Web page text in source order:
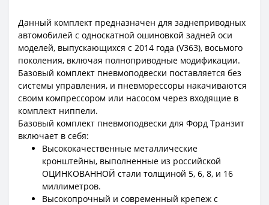
Данный комплект предназначен для заднеприводных
автомобилей с односкатной ошиновкой задней оси
моделей, выпускающихся c 2014 года (V363), восьмого
поколения, включая полноприводные модификации.
Базовый комплект пневмоподвески поставляется без
системы управления, и пневморессоры накачиваются
своим компрессором или насосом через входящие в
комплект ниппели.
Базовый комплект пневмоподвески для Форд Транзит
включает в себя:
Высококачественные металлические
кронштейны, выполненные из российской
ОЦИНКОВАННОЙ стали толщиной 5, 6, 8, и 16
миллиметров.
Высокопрочный и современный крепеж с